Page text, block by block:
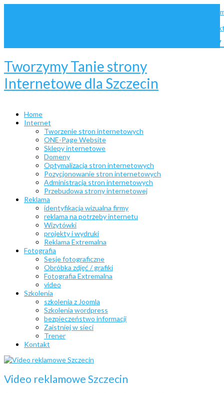
Tanie
Tworzymy Tanie strony
Internetowe dla Szczecin
Home
Internet
Tworzenie stron internetowych
ONE-Page Website
Sklepy internetowe
Domeny
Optymalizacja stron internetowych
Pozycjonowanie stron internetowych
Administracja stron internetowych
Przebudowa strony internetowej
Reklama
identyfikacja wizualna firmy
reklama na potrzeby internetu
Wizytówki
projekty i wydruki
Reklama Extremalna
Fotografia
Sesje fotograficzne
Obróbka zdjęć / grafiki
Fotografia Extremalna
video
Szkolenia
szkolenia z Joomla
Szkolenia wordpress
bezpieczeństwo informacji
Zaistniej w sieci
Trener
Kontakt
Video reklamowe Szczecin